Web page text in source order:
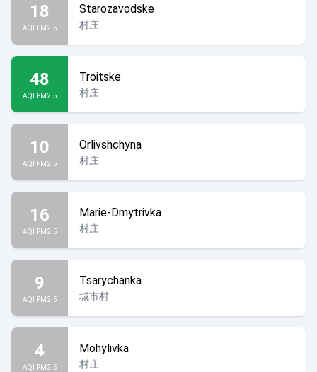
18
AQI PM2.5
Starozavodske
村庄
48
AQI PM2.5
Troitske
村庄
10
AQI PM2.5
Orlivshchyna
村庄
16
AQI PM2.5
Marie-Dmytrivka
村庄
9
AQI PM2.5
Tsarychanka
城市村
4
AQI PM2.5
Mohylivka
村庄